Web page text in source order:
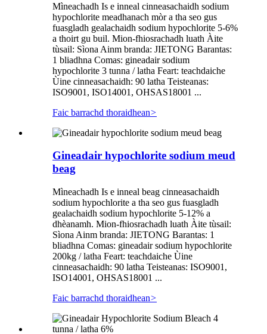
Mìneachadh Is e inneal cinneasachaidh sodium
hypochlorite meadhanach mòr a tha seo gus
fuasgladh gealachaidh sodium hypochlorite 5-6%
a thoirt gu buil. Mion-fhiosrachadh luath Àite
tùsail: Sìona Ainm branda: JIETONG Barantas:
1 bliadhna Comas: gineadair sodium
hypochlorite 3 tunna / latha Feart: teachdaiche
Ùine cinneasachaidh: 90 latha Teisteanas:
ISO9001, ISO14001, OHSAS18001 ...
Faic barrachd thoraidhean>
Gineadair hypochlorite sodium meud
beag
Mìneachadh Is e inneal beag cinneasachaidh
sodium hypochlorite a tha seo gus fuasgladh
gealachaidh sodium hypochlorite 5-12% a
dhèanamh. Mion-fhiosrachadh luath Àite tùsail:
Sìona Ainm branda: JIETONG Barantas: 1
bliadhna Comas: gineadair sodium hypochlorite
200kg / latha Feart: teachdaiche Ùine
cinneasachaidh: 90 latha Teisteanas: ISO9001,
ISO14001, OHSAS18001 ...
Faic barrachd thoraidhean>